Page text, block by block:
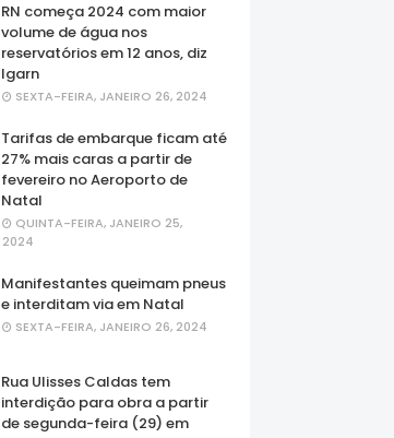
RN começa 2024 com maior
volume de água nos
reservatórios em 12 anos, diz
Igarn
SEXTA-FEIRA, JANEIRO 26, 2024
Tarifas de embarque ficam até
27% mais caras a partir de
fevereiro no Aeroporto de
Natal
QUINTA-FEIRA, JANEIRO 25,
2024
Manifestantes queimam pneus
e interditam via em Natal
SEXTA-FEIRA, JANEIRO 26, 2024
Rua Ulisses Caldas tem
interdição para obra a partir
de segunda-feira (29) em